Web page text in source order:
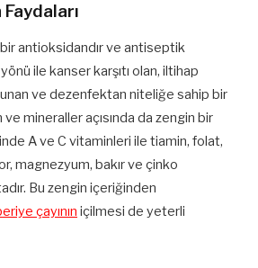
Faydaları
antioksidandır ve antiseptik
ile kanser karşıtı olan, iltihap
ve dezenfektan niteliğe sahip bir
mineraller açısında da zengin bir
A ve C vitaminleri ile tiamin, folat,
magnezyum, bakır ve çinko
Bu zengin içeriğinden
çayının içilmesi de yeterli